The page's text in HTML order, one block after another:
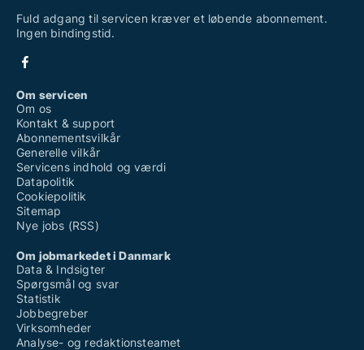
Fuld adgang til servicen kræver et løbende abonnement.
Ingen bindingstid.
Om servicen
Om os
Kontakt & support
Abonnementsvilkår
Generelle vilkår
Servicens indhold og værdi
Datapolitik
Cookiepolitik
Sitemap
Nye jobs (RSS)
Om jobmarkedet i Danmark
Data & Indsigter
Spørgsmål og svar
Statistik
Jobbegreber
Virksomheder
Analyse- og redaktionsteamet